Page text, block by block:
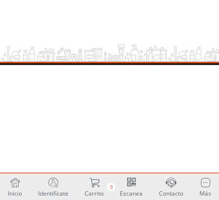
Inicio Identifícate
0
Carrito Escanea Contacto Más